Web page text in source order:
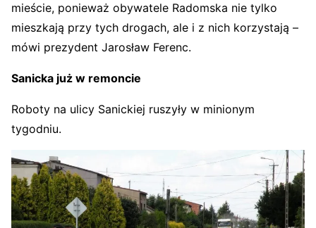
mieście, ponieważ obywatele Radomska nie tylko
mieszkają przy tych drogach, ale i z nich korzystają –
mówi prezydent Jarosław Ferenc.
Sanicka już w remoncie
Roboty na ulicy Sanickiej ruszyły w minionym
tygodniu.